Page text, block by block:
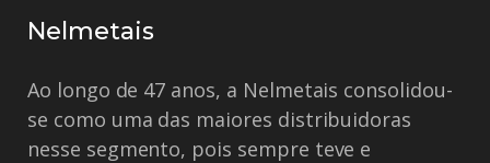
Nelmetais
Ao longo de 47 anos, a Nelmetais consolidou-
se como uma das maiores distribuidoras
nesse segmento, pois sempre teve e